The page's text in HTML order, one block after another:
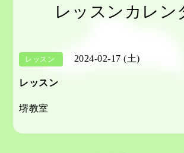
レッスンカレン
レッスン 2024-02-17 (土)
レッスン
堺教室